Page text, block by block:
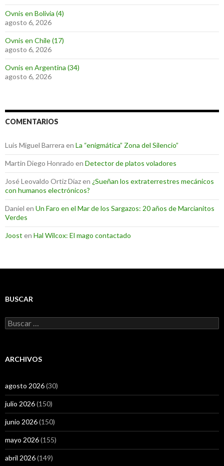
Ovnis en Bolivia (4)
agosto 6, 2026
Ovnis en Chile (17)
agosto 6, 2026
Ovnis en Argentina (34)
agosto 6, 2026
COMENTARIOS
Luis Miguel Barrera en La “enigmática” Zona del Silencio”
Martin Diego Honrado en Detector de platos voladores
José Leovaldo Ortiz Díazen ¿Sueñan los extraterrestres mecánicos
con humanos electrónicos?
Daniel en Un Faro en el Mar de los Sargazos: 20 años de Marcianitos
Verdes
Joost en Hal Wilcox: El mago contactado
BUSCAR
Buscar:
ARCHIVOS
agosto 2026(30)
julio 2026(150)
junio 2026(150)
mayo 2026(155)
abril 2026(149)